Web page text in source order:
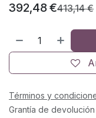
392,48€413,14€
Términos y
Grantía de